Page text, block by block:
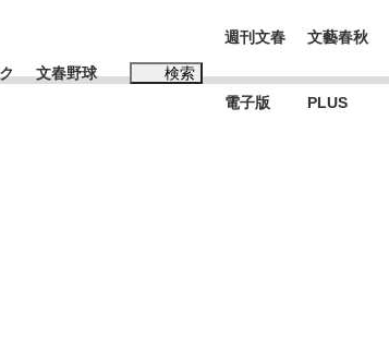
文春野球 検索
週刊文春
電子版
文藝春秋
PLUS